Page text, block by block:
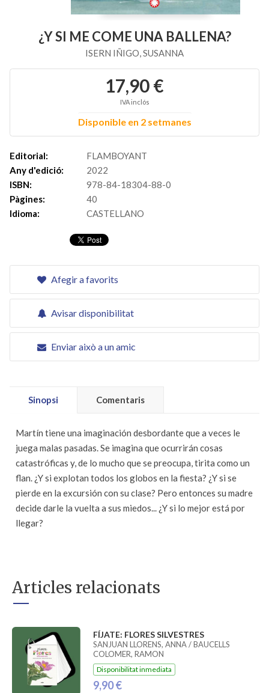
¿Y SI ME COME UNA BALLENA?
ISERN IÑIGO, SUSANNA
17,90 €
IVA inclós
Disponible en 2 setmanes
Editorial:
FLAMBOYANT
Any d'edició:
2022
ISBN:
978-84-18304-88-0
Pàgines:
40
Idioma:
CASTELLANO
Afegir a favorits
Avisar disponibilitat
Enviar això a un amic
Sinopsi Comentaris
Martín tiene una imaginación desbordante que a veces le
juega malas pasadas. Se imagina que ocurrirán cosas
catastróficas y, de lo mucho que se preocupa, tirita como un
flan. ¿Y si explotan todos los globos en la fiesta? ¿Y si se
pierde en la excursión con su clase? Pero entonces su madre
decide darle la vuelta a sus miedos... ¿Y si lo mejor está por
llegar?
Articles relacionats
FÍJATE: FLORES SILVESTRES
SANJUAN LLORENS, ANNA / BAUCELLS
COLOMER, RAMON
Disponibilitat inmediata
9,90 €